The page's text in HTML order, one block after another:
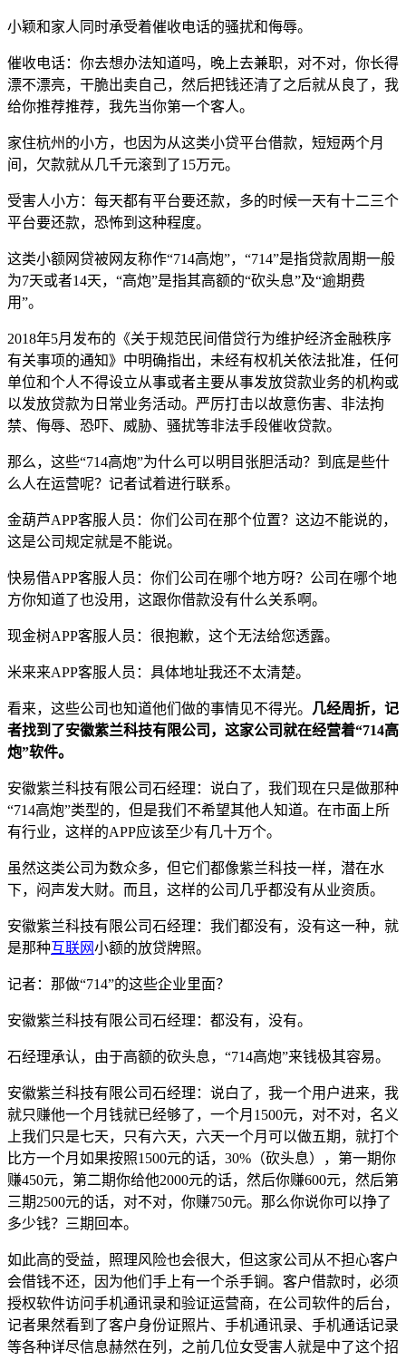
小颖和家人同时承受着催收电话的骚扰和侮辱。
催收电话：你去想办法知道吗，晚上去兼职，对不对，你长得
漂不漂亮，干脆出卖自己，然后把钱还清了之后就从良了，我
给你推荐推荐，我先当你第一个客人。
家住杭州的小方，也因为从这类小贷平台借款，短短两个月
间，欠款就从几千元滚到了15万元。
受害人小方：每天都有平台要还款，多的时候一天有十二三个
平台要还款，恐怖到这种程度。
这类小额网贷被网友称作“714高炮”，“714”是指贷款周期一般
为7天或者14天，“高炮”是指其高额的“砍头息”及“逾期费
用”。
2018年5月发布的《关于规范民间借贷行为维护经济金融秩序
有关事项的通知》中明确指出，未经有权机关依法批准，任何
单位和个人不得设立从事或者主要从事发放贷款业务的机构或
以发放贷款为日常业务活动。严厉打击以故意伤害、非法拘
禁、侮辱、恐吓、威胁、骚扰等非法手段催收贷款。
那么，这些“714高炮”为什么可以明目张胆活动？到底是些什
么人在运营呢？记者试着进行联系。
金葫芦APP客服人员：你们公司在那个位置？这边不能说的，
这是公司规定就是不能说。
快易借APP客服人员：你们公司在哪个地方呀？公司在哪个地
方你知道了也没用，这跟你借款没有什么关系啊。
现金树APP客服人员：很抱歉，这个无法给您透露。
米来来APP客服人员：具体地址我还不太清楚。
看来，这些公司也知道他们做的事情见不得光。
几经周折，记
者找到了安徽紫兰科技有限公司，这家公司就在经营着“714高
炮”软件。
安徽紫兰科技有限公司石经理：说白了，我们现在只是做那种
“714高炮”类型的，但是我们不希望其他人知道。在市面上所
有行业，这样的APP应该至少有几十万个。
虽然这类公司为数众多，但它们都像紫兰科技一样，潜在水
下，闷声发大财。而且，这样的公司几乎都没有从业资质。
安徽紫兰科技有限公司石经理：我们都没有，没有这一种，就
是那种互联网小额的放贷牌照。
记者：那做“714”的这些企业里面？
安徽紫兰科技有限公司石经理：都没有，没有。
石经理承认，由于高额的砍头息，“714高炮”来钱极其容易。
安徽紫兰科技有限公司石经理：说白了，我一个用户进来，我
就只赚他一个月钱就已经够了，一个月1500元，对不对，名义
上我们只是七天，只有六天，六天一个月可以做五期，就打个
比方一个月如果按照1500元的话，30%（砍头息），第一期你
赚450元，第二期你给他2000元的话，然后你赚600元，然后第
三期2500元的话，对不对，你赚750元。那么你说你可以挣了
多少钱？三期回本。
如此高的受益，照理风险也会很大，但这家公司从不担心客户
会借钱不还，因为他们手上有一个杀手锏。客户借款时，必须
授权软件访问手机通讯录和验证运营商，在公司软件的后台，
记者果然看到了客户身份证照片、手机通讯录、手机通话记录
等各种详尽信息赫然在列，之前几位女受害人就是中了这个招